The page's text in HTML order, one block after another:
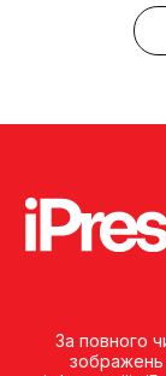
За повного
зображень